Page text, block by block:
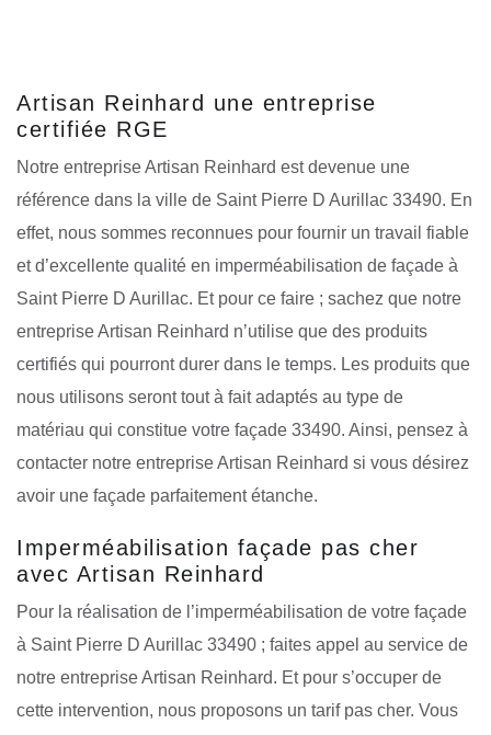
Artisan Reinhard une entreprise
certifiée RGE
Notre entreprise Artisan Reinhard est devenue une
référence dans la ville de Saint Pierre D Aurillac 33490. En
effet, nous sommes reconnues pour fournir un travail fiable
et d’excellente qualité en imperméabilisation de façade à
Saint Pierre D Aurillac. Et pour ce faire ; sachez que notre
entreprise Artisan Reinhard n’utilise que des produits
certifiés qui pourront durer dans le temps. Les produits que
nous utilisons seront tout à fait adaptés au type de
matériau qui constitue votre façade 33490. Ainsi, pensez à
contacter notre entreprise Artisan Reinhard si vous désirez
avoir une façade parfaitement étanche.
Imperméabilisation façade pas cher
avec Artisan Reinhard
Pour la réalisation de l’imperméabilisation de votre façade
à Saint Pierre D Aurillac 33490 ; faites appel au service de
notre entreprise Artisan Reinhard. Et pour s’occuper de
cette intervention, nous proposons un tarif pas cher. Vous